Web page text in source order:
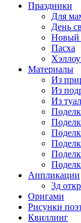
Праздники
Для
День
Новый
Пасха
Материалы
Из
Из
Из
Аппликации
3д
Оригами
Рисунки
Квиллинг